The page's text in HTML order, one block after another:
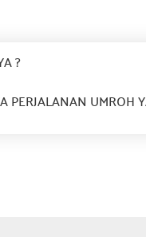
?
UMROH